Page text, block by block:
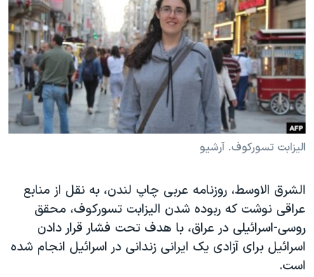
فرهنگ و زندگی
حقوق شهروندی
اقتصادی
علم و فناوری
اسرائیل در جنگ
گالری عکس
مستندها
انتخابات ریاست جمهوری آمریکا ۲۰۲۴
حمله جمهوری اسلامی به اسرائیل
رمز مهسا
ورزش زنان در ایران
اعتراضات زن، زندگی، آزادی
تریبونال مردمی آبان ۹۸
دادگاه حمید نوری
چهل سال گروگان‌گیری
قانون شفافیت دارائی کادر رهبری ایران
دنبال کنید
زبانهای مختلف
الیزابت تسورکوف. آرشیو
الشرق الاوسط، روزنامه عربی چاپ لندن، به نقل از منابع
عراقی نوشت که ربوده شدن الیزابت تسورکوف، محقق
روسی-اسرائیلی در عراق، با هدف تحت فشار قرار دادن
اسرائیل برای آزادی یک ایرانی زندانی در اسرائیل انجام شده
است.